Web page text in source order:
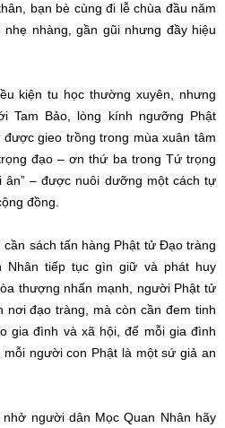
bạn bè cùng đi lễ chùa đầu năm
nhàng, gần gũi nhưng đầy hiệu
kiện tu học thường xuyên, nhưng
Tam Bảo, lòng kính ngưỡng Phật
gieo trồng trong mùa xuân tâm
đạo – ơn thứ ba trong Tứ trọng
ân” – được nuôi dưỡng một cách tự
đồng.
sách tấn hàng Phật tử Đạo tràng
Nhân tiếp tục gìn giữ và phát huy
thượng nhấn mạnh, người Phật tử
nơi đạo tràng, mà còn cần đem tinh
gia đình và xã hội, để mỗi gia đình
người con Phật là một sứ giả an
người dân Mọc Quan Nhân hãy